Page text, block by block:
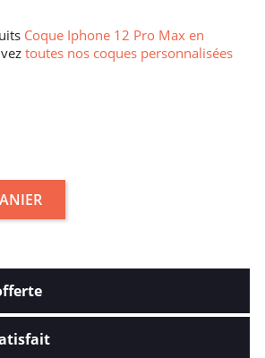
Coque Iphone 12 Pro Max en
toutes nos coques personnalisées